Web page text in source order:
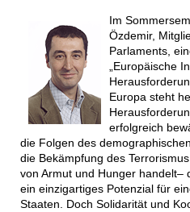
Im
Özdemir,
Parlaments,
„Europäische
Europa steht
erfolgreich
die Folgen des
die Bekämpfung des
von Armut und Hunger handelt–
ein einzigartiges Potenzial für
Staaten. Doch Solidarität und